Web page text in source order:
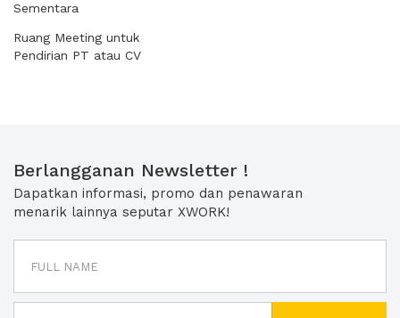
Sementara
Ruang Meeting untuk
Pendirian PT atau CV
Berlangganan Newsletter !
Dapatkan informasi, promo dan penawaran
menarik lainnya seputar XWORK!